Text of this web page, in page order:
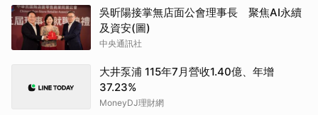
吳昕陽接掌無店面公會理事長 聚焦AI永續
及資安(圖)
中央通訊社
大井泵浦 115年7月營收1.40億、年增
37.23%
MoneyDJ理財網